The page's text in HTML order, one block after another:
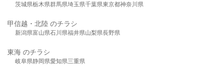
茨城県栃木県群馬県埼玉県千葉県東京都神奈川県
甲信越・北陸 のチラシ
新潟県富山県石川県福井県山梨県長野県
東海 のチラシ
岐阜県静岡県愛知県三重県